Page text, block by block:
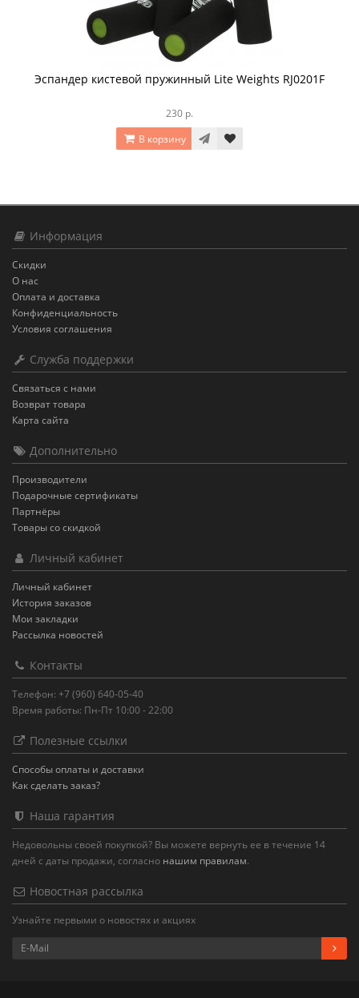
Эспандер кистевой пружинный Lite Weights RJ0201F
230 р.
В корзину
Информация
Скидки
О нас
Оплата и доставка
Конфиденциальность
Условия соглашения
Служба поддержки
Связаться с нами
Возврат товара
Карта сайта
Дополнительно
Производители
Подарочные сертификаты
Партнёры
Товары со скидкой
Личный кабинет
Личный кабинет
История заказов
Мои закладки
Рассылка новостей
Контакты
Телефон: +7 (960) 640-05-40
Время работы: Пн-Пт 10:00 - 22:00
Полезные ссылки
Способы оплаты и доставки
Как сделать заказ?
Наша гарантия
Недовольны своей покупкой? Вы можете вернуть ее в течение 14
дней с даты продажи, согласно нашим правилам.
Новостная рассылка
Узнайте первыми о новостях и акциях